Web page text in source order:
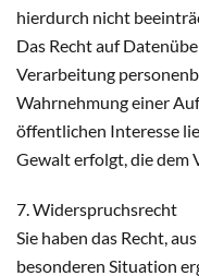
hierdurch nicht
Das Recht auf
Verarbeitung
Wahrnehmung einer
öffentlichen Interesse
Gewalt erfolgt, die dem
7. Widerspruchsrecht
Sie haben das Recht,
besonderen Situation